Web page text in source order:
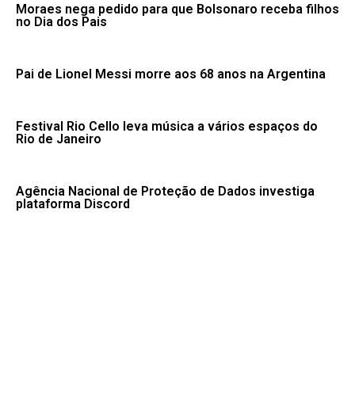
Moraes nega pedido para que Bolsonaro receba filhos
no Dia dos Pais
Pai de Lionel Messi morre aos 68 anos na Argentina
Festival Rio Cello leva música a vários espaços do
Rio de Janeiro
Agência Nacional de Proteção de Dados investiga
plataforma Discord